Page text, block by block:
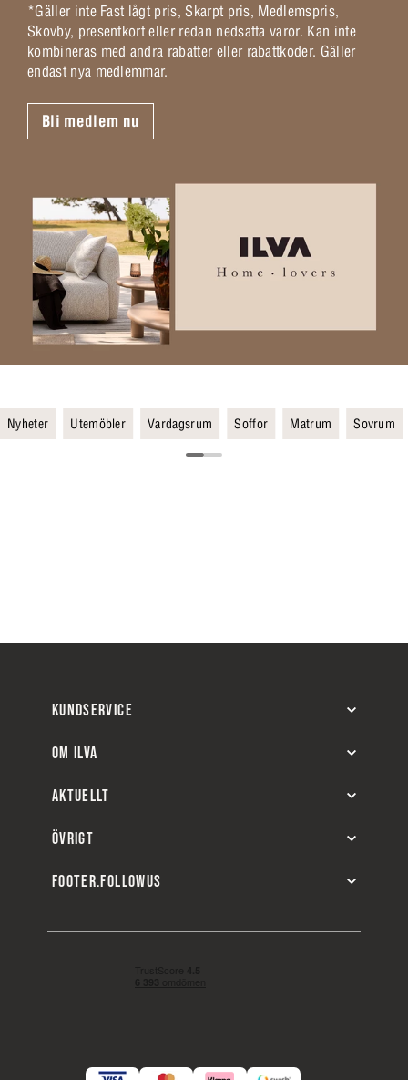
*Gäller inte Fast lågt pris, Skarpt pris, Medlemspris,
Skovby, presentkort eller redan nedsatta varor. Kan inte
kombineras med andra rabatter eller rabattkoder. Gäller
endast nya medlemmar.
Bli medlem nu
Nyheter Utemöbler Vardagsrum Soffor Matrum Sovrum
KUNDSERVICE
OM ILVA
AKTUELLT
ÖVRIGT
FOOTER.FOLLOWUS